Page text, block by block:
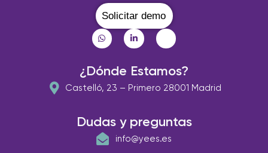
Solicitar demo
¿Dónde Estamos?
Castelló, 23 – Primero 28001 Madrid
Dudas y preguntas
info@yees.es